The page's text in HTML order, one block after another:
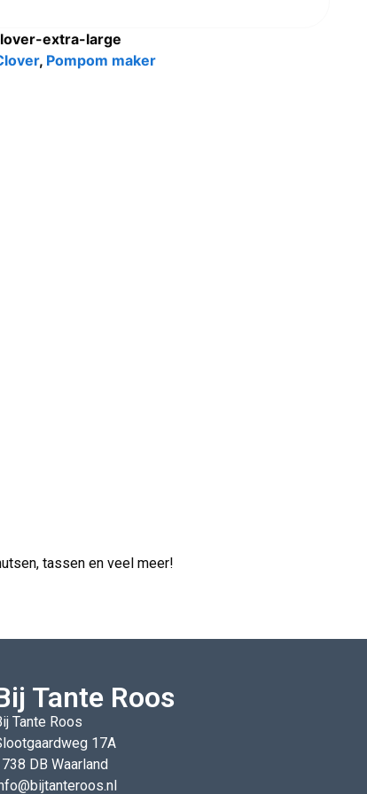
extra-large
, Pompom maker
tassen en veel meer!
Tante Roos
Tante Roos
17A
DB Waarland